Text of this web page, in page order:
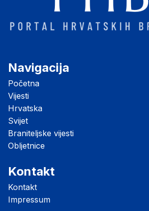
Navigacija
Početna
Vijesti
Hrvatska
Svijet
Braniteljske vijesti
Obljetnice
Kontakt
Kontakt
Impressum